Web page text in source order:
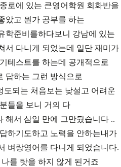
로에 있는 큰영어학원 회화반을
았고 뭔가 공부를 하는
학준비를하다보니 강남에 있는
서 다니게 되었는데 일단 재미가
테스트를 하는데 공개적으로
답하는 그런 방식으로
도되는 처음보는 낮설고 어려운
들을 보니 거의 다
해서 삼일 만에 그만뒀습니다 ..
하기도하고 노력을 안하는내가
벼랑영어를 다니게 되었습니다.
를 탓을 하지 않게 된거죠